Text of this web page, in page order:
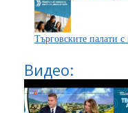
Търговските палати
Видео: